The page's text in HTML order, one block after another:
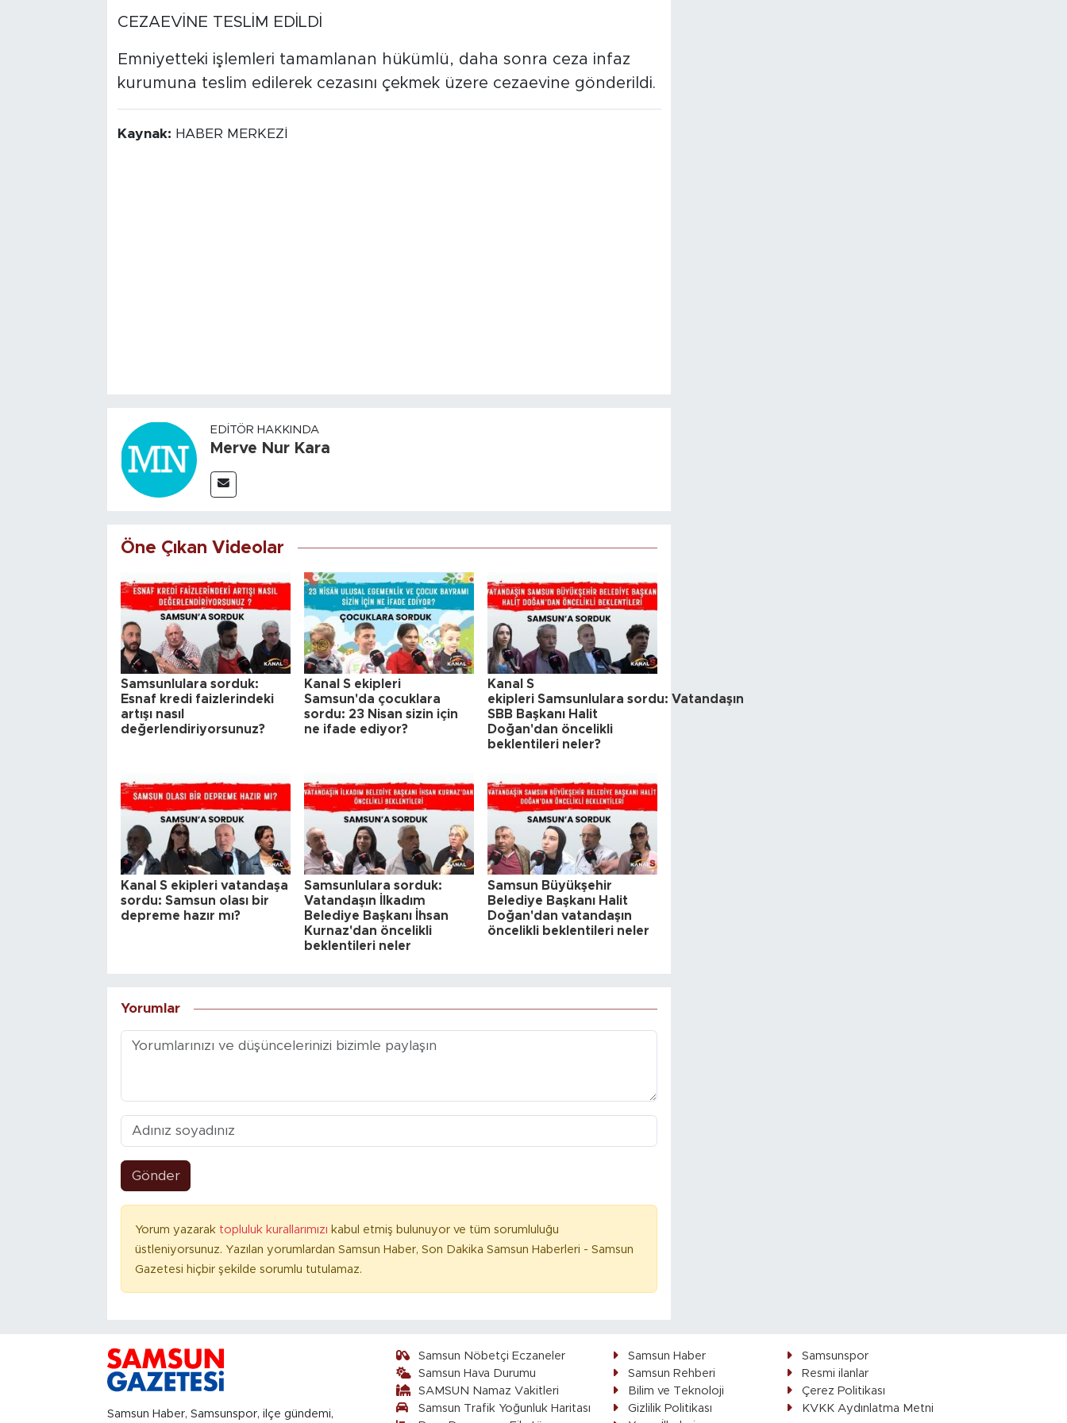
CEZAEVİNE TESLİM EDİLDİ
Emniyetteki işlemleri tamamlanan hükümlü, daha sonra ceza infaz
kurumuna teslim edilerek cezasını çekmek üzere cezaevine gönderildi.
Kaynak: HABER MERKEZİ
EDITÖR HAKKINDA
Merve Nur Kara
Öne Çıkan Videolar
Samsunlulara sorduk:
Esnaf kredi faizlerindeki
artışı nasıl
değerlendiriyorsunuz?
Kanal S ekipleri
Samsun'da çocuklara
sordu: 23 Nisan sizin için
ne ifade ediyor?
Kanal S
ekipleri Samsunlulara sordu: Vatandaşın
SBB Başkanı Halit
Doğan'dan öncelikli
beklentileri neler?
Kanal S ekipleri vatandaşa
sordu: Samsun olası bir
depreme hazır mı?
Samsunlulara sorduk:
Vatandaşın İlkadım
Belediye Başkanı İhsan
Kurnaz'dan öncelikli
beklentileri neler
Samsun Büyükşehir
Belediye Başkanı Halit
Doğan'dan vatandaşın
öncelikli beklentileri neler
Yorumlar
Gönder
Yorum yazarak topluluk kurallarımızı kabul etmiş bulunuyor ve tüm sorumluluğu
üstleniyorsunuz. Yazılan yorumlardan Samsun Haber, Son Dakika Samsun Haberleri - Samsun
Gazetesi hiçbir şekilde sorumlu tutulamaz.
Samsun Haber, Samsunspor, ilçe gündemi,
Samsun Nöbetçi Eczaneler
Samsun Hava Durumu
SAMSUN Namaz Vakitleri
Samsun Trafik Yoğunluk Haritası
Samsun Haber
Samsunspor
Samsun Rehberi
Resmi ilanlar
Bilim ve Teknoloji
Çerez Politikası
Gizlilik Politikası
KVKK Aydınlatma Metni